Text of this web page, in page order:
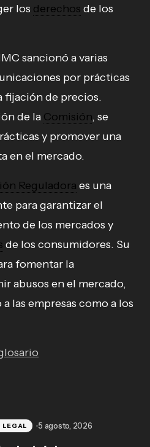
los derechos de los
sancionó a varias
por prácticas
fijación de precios.
de la Comisión, se
y promover una
en el mercado.
Reguladora es una
para garantizar el
de los mercados y
de los consumidores. Su
fomentar la
abusos en el mercado,
las empresas como a los
LEGAL 5 agosto, 2026